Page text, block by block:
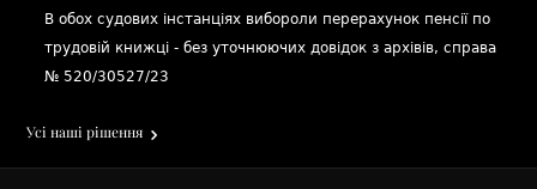
В обох судових інстанціях вибороли перерахунок пенсії по
трудовій книжці - без уточнюючих довідок з архівів, справа
№ 520/30527/23
Усі наші рішення